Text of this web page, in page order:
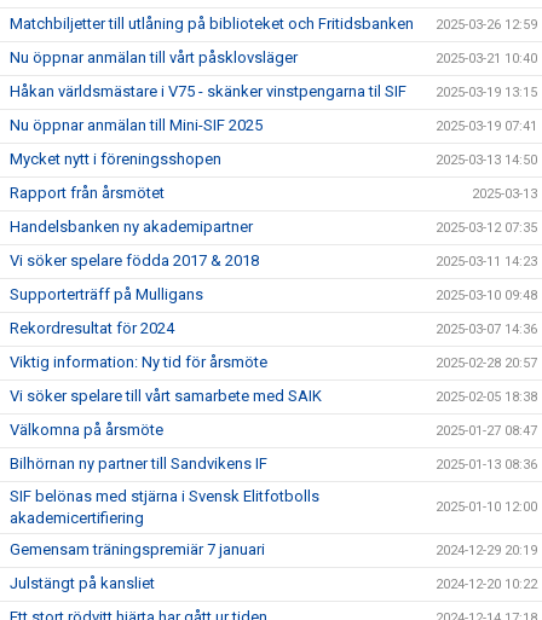
Matchbiljetter till utlåning på biblioteket och Fritidsbanken 2025-03-26 12:59
Nu öppnar anmälan till vårt påsklovsläger 2025-03-21 10:40
Håkan världsmästare i V75 - skänker vinstpengarna til SIF 2025-03-19 13:15
Nu öppnar anmälan till Mini-SIF 2025 2025-03-19 07:41
Mycket nytt i föreningsshopen 2025-03-13 14:50
Rapport från årsmötet 2025-03-13
Handelsbanken ny akademipartner 2025-03-12 07:35
Vi söker spelare födda 2017 & 2018 2025-03-11 14:23
Supporterträff på Mulligans 2025-03-10 09:48
Rekordresultat för 2024 2025-03-07 14:36
Viktig information: Ny tid för årsmöte 2025-02-28 20:57
Vi söker spelare till vårt samarbete med SAIK 2025-02-05 18:38
Välkomna på årsmöte 2025-01-27 08:47
Bilhörnan ny partner till Sandvikens IF 2025-01-13 08:36
SIF belönas med stjärna i Svensk Elitfotbolls
akademicertifiering
2025-01-10 12:00
Gemensam träningspremiär 7 januari 2024-12-29 20:19
Julstängt på kansliet 2024-12-20 10:22